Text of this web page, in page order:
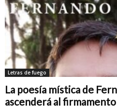
Letras de fuego
La poesía mística de
ascenderá al